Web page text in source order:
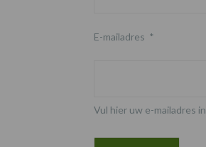
E-mailadres *
Vul hier uw e-mailadres in